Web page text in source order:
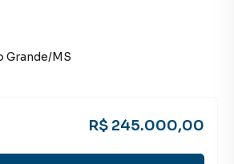
Grande/MS
R$ 245.000,00